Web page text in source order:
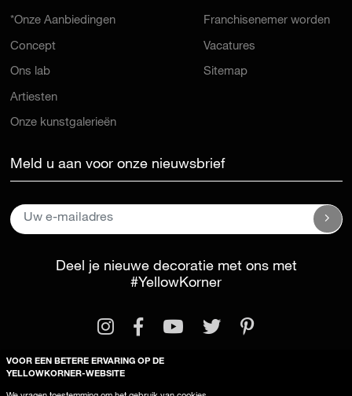
*Onze Aanbiedingen
Concept
Ons lab
Artiesten
Onze kunstgalerieën
Franchisenemer worden
Vacatures
Sitemap
Meld u aan voor onze nieuwsbrief
Deel je nieuwe decoratie met ons met
#YellowKorner
VOOR EEN BETERE ERVARING OP DE
YELLOWKORNER-WEBSITE